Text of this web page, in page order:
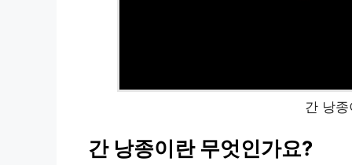
간 낭
간 낭종이란 무엇인가요?